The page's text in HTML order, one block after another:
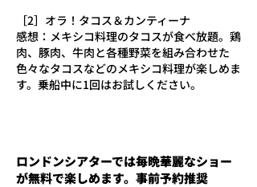
［2］オラ！タコス＆カンティーナ
感想：メキシコ料理のタコスが食べ放題。鶏
肉、豚肉、牛肉と各種野菜を組み合わせた
色々なタコスなどのメキシコ料理が楽しめま
す。乗船中に1回はお試しください。
ロンドンシアターでは毎晩華麗なショー
が無料で楽しめます。事前予約推奨